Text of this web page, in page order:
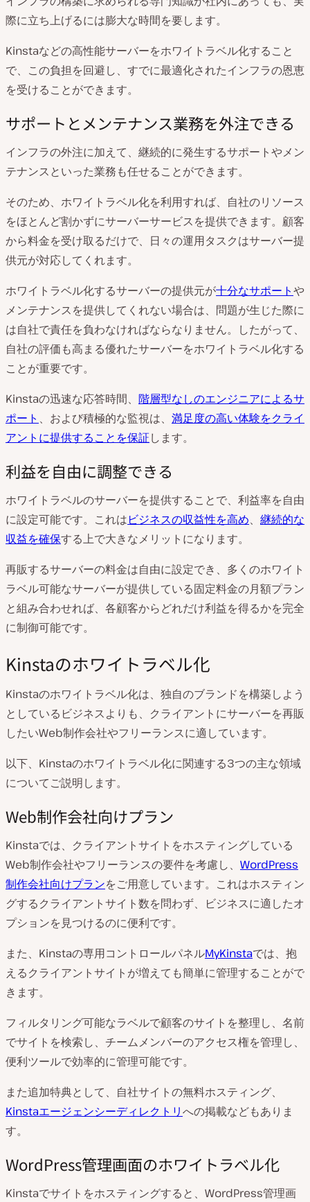
際に立ち上げるには膨大な時間を要します。
Kinstaなどの高性能サーバーをホワイトラベル化すること
で、この負担を回避し、すでに最適化されたインフラの恩恵
を受けることができます。
サポートとメンテナンス業務を外注できる
インフラの外注に加えて、継続的に発生するサポートやメン
テナンスといった業務も任せることができます。
そのため、ホワイトラベル化を利用すれば、自社のリソース
をほとんど割かずにサーバーサービスを提供できます。顧客
から料金を受け取るだけで、日々の運用タスクはサーバー提
供元が対応してくれます。
ホワイトラベル化するサーバーの提供元が十分なサポートや
メンテナンスを提供してくれない場合は、問題が生じた際に
は自社で責任を負わなければならなりません。したがって、
自社の評価も高まる優れたサーバーをホワイトラベル化する
ことが重要です。
Kinstaの迅速な応答時間、 階層型なしのエンジニアによるサ
ポート 、および積極的な監視は、 満足度の高い体験をクライ
アントに提供することを保証します。
利益を自由に調整できる
ホワイトラベルのサーバーを提供することで、利益率を自由
に設定可能です。これはビジネスの収益性を高め、 継続的な
収益を確保する上で大きなメリットになります。
再販するサーバーの料金は自由に設定でき、多くのホワイト
ラベル可能なサーバーが提供している固定料金の月額プラン
と組み合わせれば、各顧客からどれだけ利益を得るかを完全
に制御可能です。
Kinstaのホワイトラベル化
Kinstaのホワイトラベル化は、独自のブランドを構築しよう
としているビジネスよりも、クライアントにサーバーを再販
したいWeb制作会社やフリーランスに適しています。
以下、Kinstaのホワイトラベル化に関連する3つの主な領域
についてご説明します。
Web制作会社向けプラン
Kinstaでは、クライアントサイトをホスティングしている
Web制作会社やフリーランスの要件を考慮し、 WordPress
制作会社向けプランをご用意しています。これはホスティン
グするクライアントサイト数を問わず、ビジネスに適したオ
プションを見つけるのに便利です。
また、Kinstaの専用コントロールパネルMyKinstaでは、抱
えるクライアントサイトが増えても簡単に管理することがで
きます。
フィルタリング可能なラベルで顧客のサイトを整理し、名前
でサイトを検索し、チームメンバーのアクセス権を管理し、
便利ツールで効率的に管理可能です。
また追加特典として、自社サイトの無料ホスティング、
Kinstaエージェンシーディレクトリへの掲載などもありま
す。
WordPress管理画面のホワイトラベル化
Kinstaでサイトをホスティングすると、WordPress管理画